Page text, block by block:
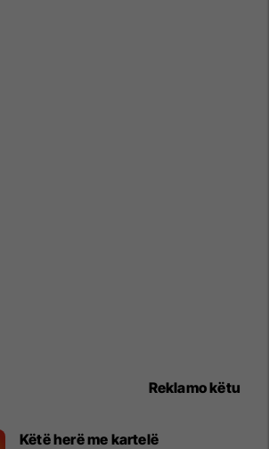
Reklamo këtu
Këtë herë me kartelë